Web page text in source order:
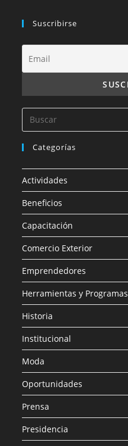
Suscribirse
Categorías
Actividades
Beneficios
Capacitación
Comercio Exterior
Emprendedores
Herramientas y Programas
Historia
Institucional
Moda
Oportunidades
Prensa
Presidencia